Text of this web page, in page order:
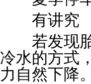
有讲究
若发现胎
冷水的方式
力自然下降